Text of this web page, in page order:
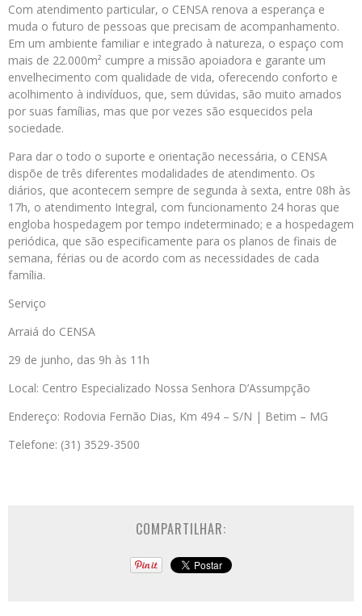
Com atendimento particular, o CENSA renova a esperança e
muda o futuro de pessoas que precisam de acompanhamento.
Em um ambiente familiar e integrado à natureza, o espaço com
mais de 22.000m² cumpre a missão apoiadora e garante um
envelhecimento com qualidade de vida, oferecendo conforto e
acolhimento à indivíduos, que, sem dúvidas, são muito amados
por suas famílias, mas que por vezes são esquecidos pela
sociedade.
Para dar o todo o suporte e orientação necessária, o CENSA
dispõe de três diferentes modalidades de atendimento. Os
diários, que acontecem sempre de segunda à sexta, entre 08h às
17h, o atendimento Integral, com funcionamento 24 horas que
engloba hospedagem por tempo indeterminado; e a hospedagem
periódica, que são especificamente para os planos de finais de
semana, férias ou de acordo com as necessidades de cada
família.
Serviço
Arraiá do CENSA
29 de junho, das 9h às 11h
Local: Centro Especializado Nossa Senhora D’Assumpção
Endereço: Rodovia Fernão Dias, Km 494 – S/N | Betim – MG
Telefone: (31) 3529-3500
COMPARTILHAR: